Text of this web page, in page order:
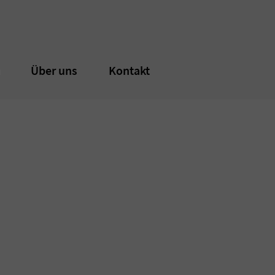
Über uns Kontakt
Über uns Kontakt